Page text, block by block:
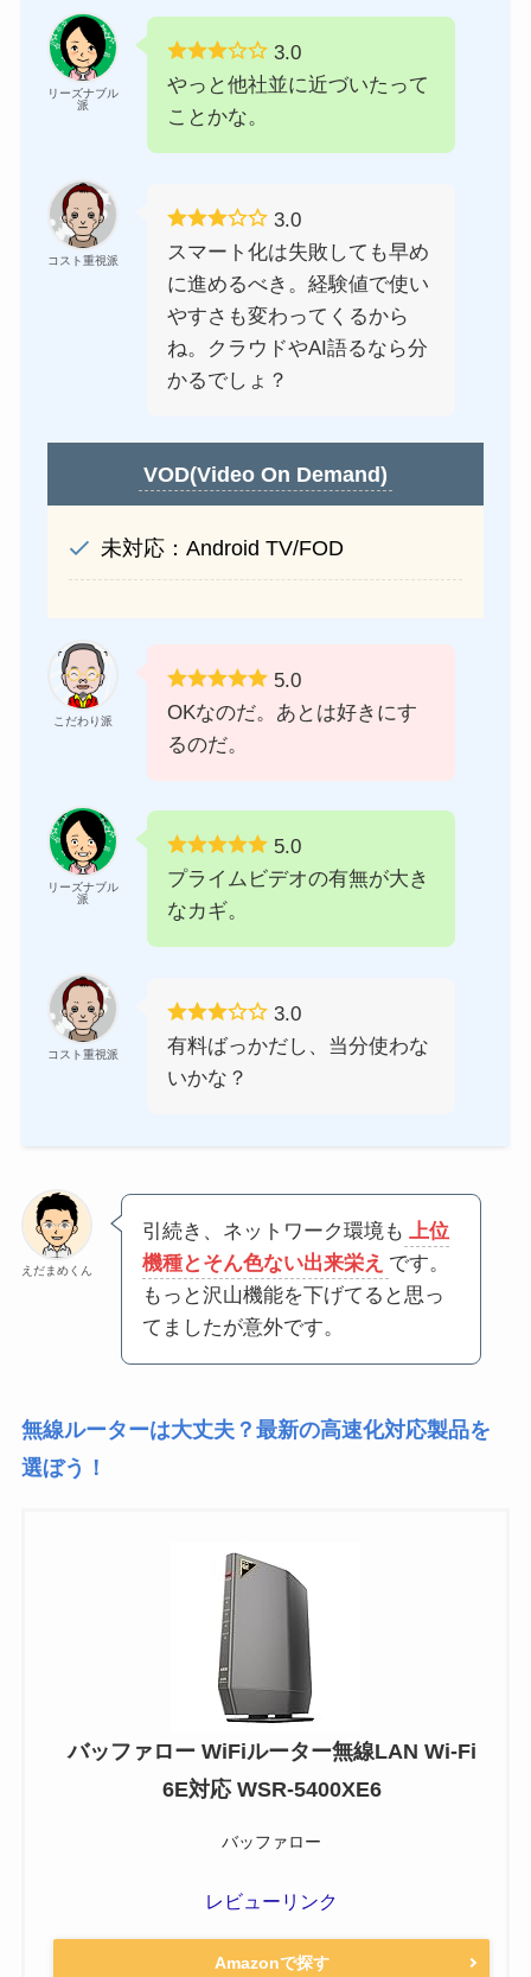
リーズナブル
派
3.0
やっと他社並に近づいたって
ことかな。
コスト重視派
3.0
スマート化は失敗しても早め
に進めるべき。経験値で使い
やすさも変わってくるから
ね。クラウドやAI語るなら分
かるでしょ？
VOD(Video On Demand)
未対応：Android TV/FOD
こだわり派
5.0
OKなのだ。あとは好きにす
るのだ。
リーズナブル
派
5.0
プライムビデオの有無が大き
なカギ。
コスト重視派
3.0
有料ばっかだし、当分使わな
いかな？
えだまめくん
引続き、ネットワーク環境も
上位
機種とそん色ない出来栄え です。
もっと沢山機能を下げてると思っ
てましたが意外です。
無線ルーターは大丈夫？最新の高速化対応製品を
選ぼう！
バッファロー WiFiルーター無線LAN Wi-Fi
6E対応 WSR-5400XE6
バッファロー
レビューリンク
Amazonで探す